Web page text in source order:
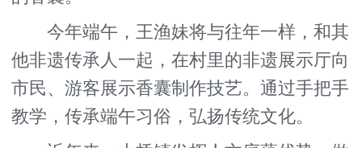
今年端午，王渔妹将与往年一样，和其
他非遗传承人一起，在村里的非遗展示厅向
市民、游客展示香囊制作技艺。通过手把手
教学，传承端午习俗，弘扬传统文化。